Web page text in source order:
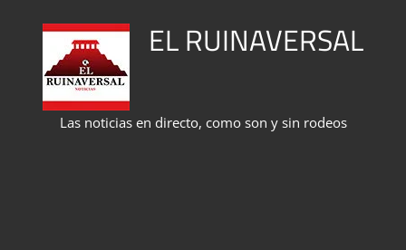
contenido
EL RUINAVERSAL
Las noticias en directo, como son y sin rodeos